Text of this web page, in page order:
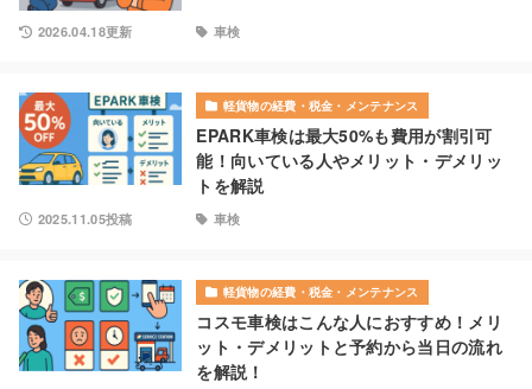
2026.04.18更新 車検
軽貨物の経費・税金・メンテナンス
EPARK車検は最大50%も費用が割引可
能！向いている人やメリット・デメリッ
トを解説
2025.11.05投稿 車検
軽貨物の経費・税金・メンテナンス
コスモ車検はこんな人におすすめ！メリ
ット・デメリットと予約から当日の流れ
を解説！